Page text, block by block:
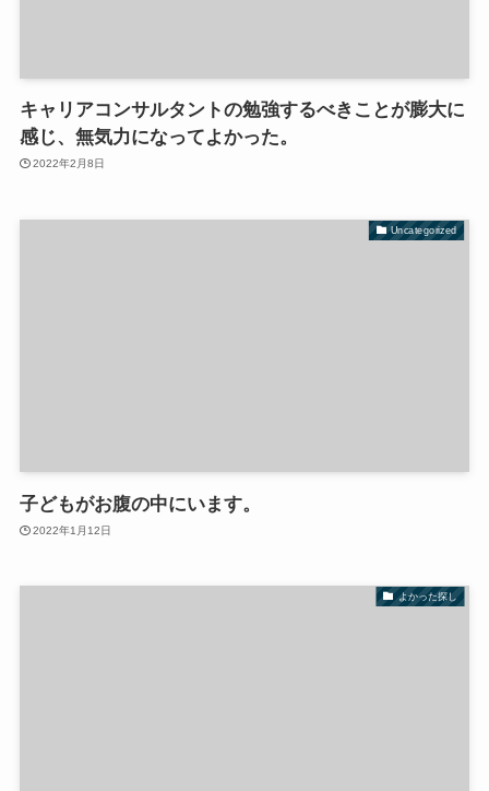
キャリアコンサルタントの勉強するべきことが膨大に
感じ、無気力になってよかった。
2022年2月8日
Uncategorized
子どもがお腹の中にいます。
2022年1月12日
よかった探し